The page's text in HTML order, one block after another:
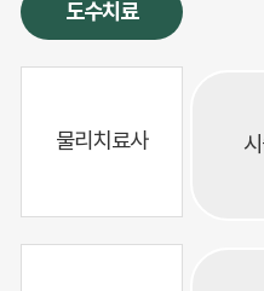
도수치료
물리치료사